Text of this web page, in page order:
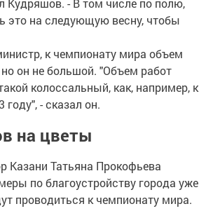
Кудряшов. - В том числе по полю,
это на следующую весну, чтобы
к чемпионату мира объем
он не большой. "Объем работ
колоссальный, как, например, к
- сказал он.
на цветы
Казани Татьяна Прокофьева
по благоустройству города уже
проводиться к чемпионату мира.